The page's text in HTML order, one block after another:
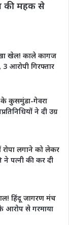
की महक से
खेल! काले कागज
आरोपी गिरफ्तार
के कुसमुंडा-गेवरा
ने दी उग्र
लगाने को लेकर
ने पत्नी की कर दी
हिंदू जागरण मंच
के आरोप से गरमाया